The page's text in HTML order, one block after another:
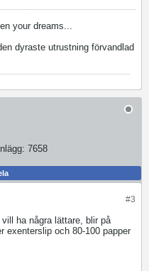
your dreams...
dyraste utrustning förvandlad
Inlägg: 7658
#3
ha några lättare, blir på
exenterslip och 80-100 papper